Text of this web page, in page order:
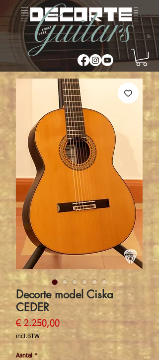
Decorte model Ciska
CEDER
€ 2.250,00Prijs
incl.BTW
Aantal *